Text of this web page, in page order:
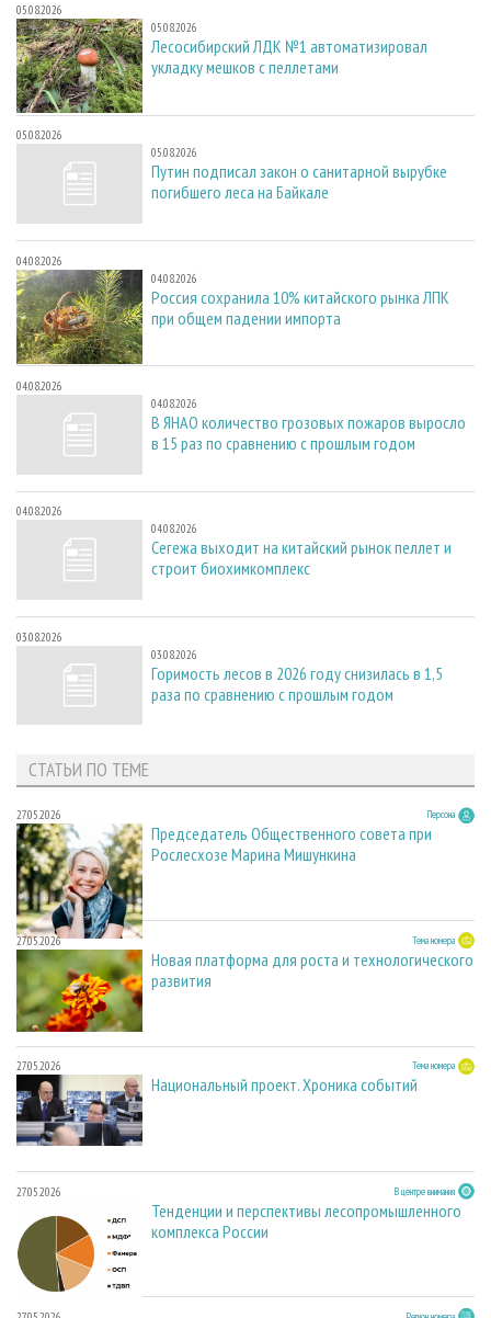
05.08.2026
05.08.2026
Лесосибирский ЛДК №1 автоматизировал
укладку мешков с пеллетами
05.08.2026
05.08.2026
Путин подписал закон о санитарной вырубке
погибшего леса на Байкале
04.08.2026
04.08.2026
Россия сохранила 10% китайского рынка ЛПК
при общем падении импорта
04.08.2026
04.08.2026
В ЯНАО количество грозовых пожаров выросло
в 15 раз по сравнению с прошлым годом
04.08.2026
04.08.2026
Сегежа выходит на китайский рынок пеллет и
строит биохимкомплекс
03.08.2026
03.08.2026
Горимость лесов в 2026 году снизилась в 1,5
раза по сравнению с прошлым годом
СТАТЬИ ПО ТЕМЕ
27.05.2026 Персона
Председатель Общественного совета при
Рослесхозе Марина Мишункина
27.05.2026 Тема номера
Новая платформа для роста и технологического
развития
27.05.2026 Тема номера
Национальный проект. Хроника событий
27.05.2026 В центре внимания
Тенденции и перспективы лесопромышленного
комплекса России